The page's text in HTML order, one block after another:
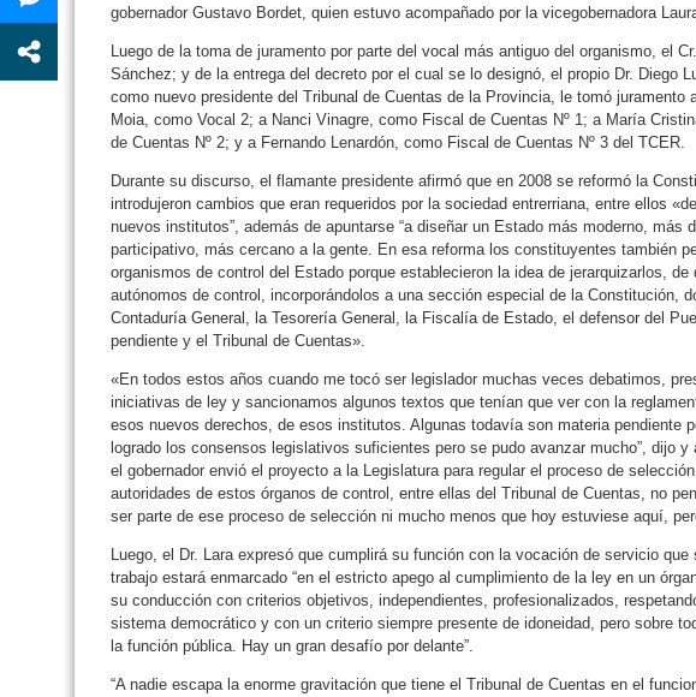
gobernador Gustavo Bordet, quien estuvo acompañado por la vicegobernadora
Luego de la toma de juramento por parte del vocal más antiguo del organismo, el
Sánchez; y de la entrega del decreto por el cual se lo designó, el propio Dr. Diego
como nuevo presidente del Tribunal de Cuentas de la Provincia, le tomó juramento
Moia, como Vocal 2; a Nanci Vinagre, como Fiscal de Cuentas Nº 1; a María
de Cuentas Nº 2; y a Fernando Lenardón, como Fiscal de Cuentas Nº 3 del TCER.
Durante su discurso, el flamante presidente afirmó que en 2008 se reformó la
introdujeron cambios que eran requeridos por la sociedad entrerriana, entre ellos
nuevos institutos”, además de apuntarse “a diseñar un Estado más moderno, más
participativo, más cercano a la gente. En esa reforma los constituyentes también
organismos de control del Estado porque establecieron la idea de jerarquizarlos, de
autónomos de control, incorporándolos a una sección especial de la Constitución,
Contaduría General, la Tesorería General, la Fiscalía de Estado, el defensor del
pendiente y el Tribunal de Cuentas».
«En todos estos años cuando me tocó ser legislador muchas veces debatimos,
iniciativas de ley y sancionamos algunos textos que tenían que ver con la
esos nuevos derechos, de esos institutos. Algunas todavía son materia pendiente
logrado los consensos legislativos suficientes pero se pudo avanzar mucho”, dijo y
el gobernador envió el proyecto a la Legislatura para regular el proceso de
autoridades de estos órganos de control, entre ellas del Tribunal de Cuentas, no
ser parte de ese proceso de selección ni mucho menos que hoy estuviese aquí,
Luego, el Dr. Lara expresó que cumplirá su función con la vocación de servicio
trabajo estará enmarcado “en el estricto apego al cumplimiento de la ley en un
su conducción con criterios objetivos, independientes, profesionalizados,
sistema democrático y con un criterio siempre presente de idoneidad, pero sobre
la función pública. Hay un gran desafío por delante”.
“A nadie escapa la enorme gravitación que tiene el Tribunal de Cuentas en el